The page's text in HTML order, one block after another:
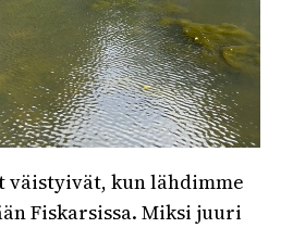
väistyivät, kun lähdimme
Fiskarsissa. Miksi juuri